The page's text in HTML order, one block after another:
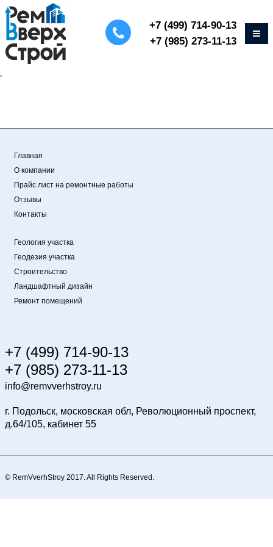
+7 (499) 714-90-13
+7 (985) 273-11-13
,
Главная
О компании
Прайс лист на ремонтные работы
Отзывы
Контакты
Геология участка
Геодезия участка
Строительство
Ландшафтный дизайн
Ремонт помещений
+7 (499) 714-90-13
+7 (985) 273-11-13
info@remvverhstroy.ru
г. Подольск, московская обл, Революционный проспект,
д.64/105, кабинет 55
© RemVverhStroy 2017. All Rights Reserved.